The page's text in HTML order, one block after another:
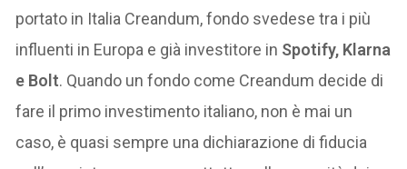
portato in Italia Creandum, fondo svedese tra i più
influenti in Europa e già investitore in Spotify, Klarna
e Bolt. Quando un fondo come Creandum decide di
fare il primo investimento italiano, non è mai un
caso, è quasi sempre una dichiarazione di fiducia